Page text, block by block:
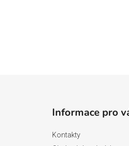
Informace pro
Kontakty